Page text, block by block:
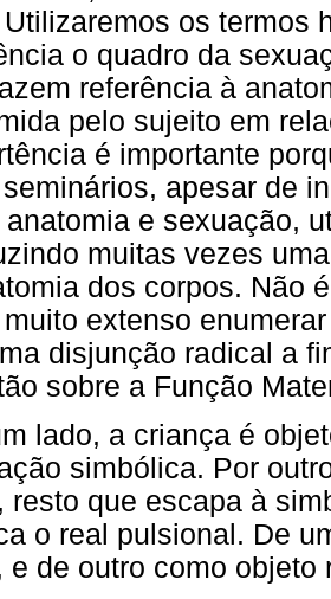
os termos
o quadro da
referência à
pelo sujeito em
é importante
apesar de
anatomia e sexuação,
muitas vezes
dos corpos. Não
extenso
disjunção radical a
sobre a Função
lado, a criança é
simbólica. Por
resto que escapa à
o real pulsional. De
e de outro como objeto